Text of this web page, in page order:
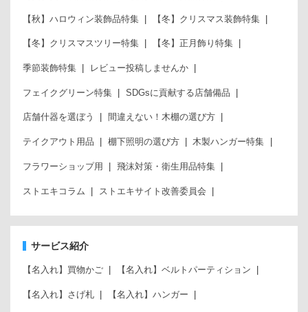
【秋】ハロウィン装飾品特集 【冬】クリスマス装飾特集
【冬】クリスマスツリー特集 【冬】正月飾り特集
季節装飾特集 レビュー投稿しませんか
フェイクグリーン特集 SDGsに貢献する店舗備品
店舗什器を選ぼう 間違えない！木棚の選び方
テイクアウト用品 棚下照明の選び方 木製ハンガー特集
フラワーショップ用 飛沫対策・衛生用品特集
ストエキコラム ストエキサイト改善委員会
サービス紹介
【名入れ】買物かご 【名入れ】ベルトパーティション
【名入れ】さげ札 【名入れ】ハンガー